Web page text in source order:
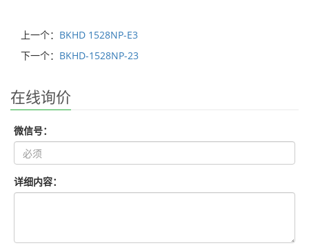
上一个： BKHD 1528NP-E3
下一个： BKHD-1528NP-23
在线询价
微信号：
详细内容：